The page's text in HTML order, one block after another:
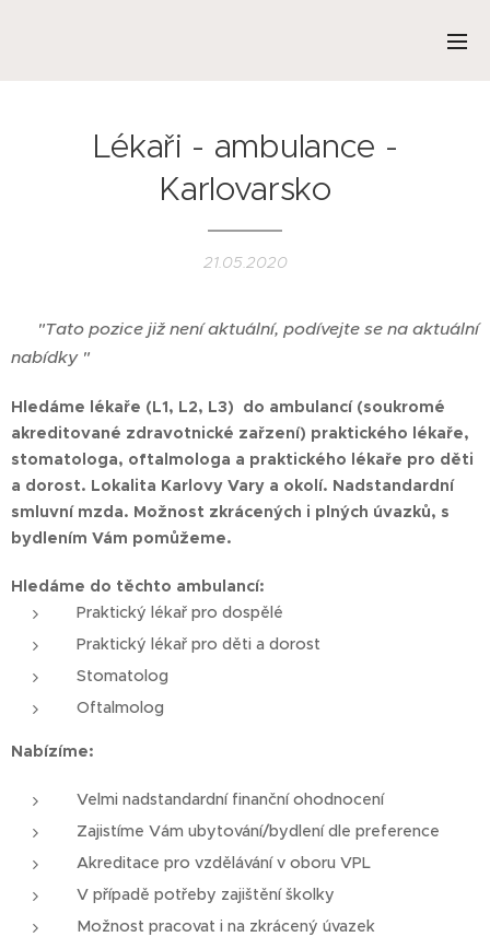
Lékaři - ambulance -
Karlovarsko
21.05.2020
"Tato pozice již není aktuální, podívejte se na aktuální
nabídky "
Hledáme lékaře (L1, L2, L3) do ambulancí (soukromé
akreditované zdravotnické zařzení) praktického lékaře,
stomatologa, oftalmologa a praktického lékaře pro děti
a dorost. Lokalita Karlovy Vary a okolí. Nadstandardní
smluvní mzda. Možnost zkrácených i plných úvazků, s
bydlením Vám pomůžeme.
Hledáme do těchto ambulancí:
Praktický lékař pro dospělé
Praktický lékař pro děti a dorost
Stomatolog
Oftalmolog
Nabízíme:
Velmi nadstandardní finanční ohodnocení
Zajistíme Vám ubytování/bydlení dle preference
Akreditace pro vzdělávání v oboru VPL
V případě potřeby zajištění školky
Možnost pracovat i na zkrácený úvazek